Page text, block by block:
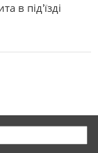
в під'їзді